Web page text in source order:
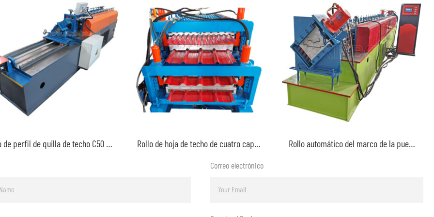
Rollo de perfil de quilla de techo C50 que forma la máquina Rollo de hoja de techo de cuatro capas que forma la máquina Rollo automático del marco de la puerta 115 y 230 mm que forma la máquina
Correo electrónico